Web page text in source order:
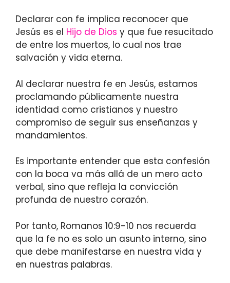
Declarar con fe implica reconocer que
Jesús es el Hijo de Dios y que fue resucitado
de entre los muertos, lo cual nos trae
salvación y vida eterna.
Al declarar nuestra fe en Jesús, estamos
proclamando públicamente nuestra
identidad como cristianos y nuestro
compromiso de seguir sus enseñanzas y
mandamientos.
Es importante entender que esta confesión
con la boca va más allá de un mero acto
verbal, sino que refleja la convicción
profunda de nuestro corazón.
Por tanto, Romanos 10:9-10 nos recuerda
que la fe no es solo un asunto interno, sino
que debe manifestarse en nuestra vida y
en nuestras palabras.